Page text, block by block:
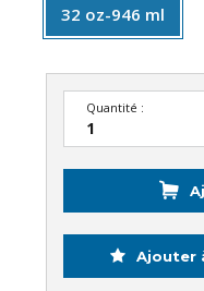
32 oz-946 ml
Quantité :
Ajouter